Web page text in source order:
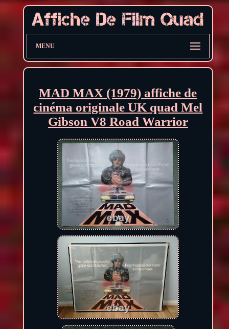
MENU
MAD MAX (1979) affiche de
cinéma originale UK quad Mel
Gibson V8 Road Warrior